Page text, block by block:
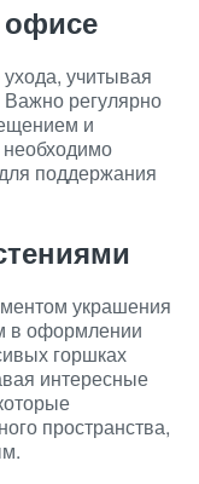
офисе
учитывая
Важно регулярно
и
поддержания
украшения
в оформлении
горшках
интересные
пространства,